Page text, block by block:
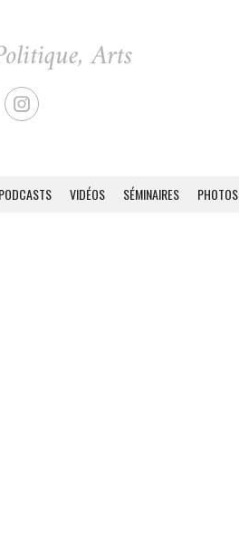
PODCASTS VIDÉOS SÉMINAIRES PHOTOS